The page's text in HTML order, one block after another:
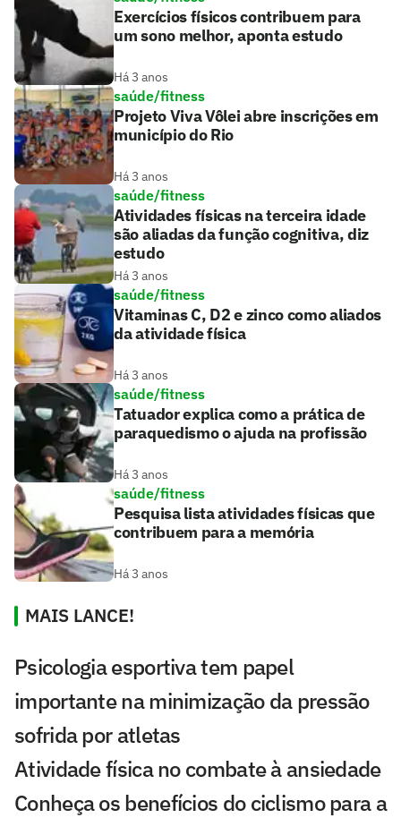
Exercícios físicos contribuem para
um sono melhor, aponta estudo
Há 3 anos
saúde/fitness
Projeto Viva Vôlei abre inscrições em
município do Rio
Há 3 anos
saúde/fitness
Atividades físicas na terceira idade
são aliadas da função cognitiva, diz
estudo
Há 3 anos
saúde/fitness
Vitaminas C, D2 e zinco como aliados
da atividade física
Há 3 anos
saúde/fitness
Tatuador explica como a prática de
paraquedismo o ajuda na profissão
Há 3 anos
saúde/fitness
Pesquisa lista atividades físicas que
contribuem para a memória
Há 3 anos
MAIS LANCE!
Psicologia esportiva tem papel
importante na minimização da pressão
sofrida por atletas
Atividade física no combate à ansiedade
Conheça os benefícios do ciclismo para a